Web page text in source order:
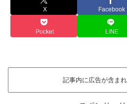
X Facebook
Pocket LINE
記事内に広告が含まれ